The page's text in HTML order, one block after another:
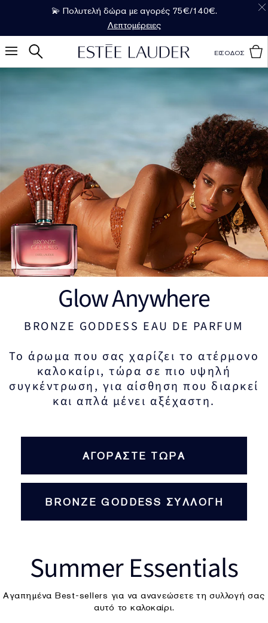
💫 Πολυτελή δώρα με αγορές 75€/140€.
Λεπτομέρειες
ΕΙΣΟΔΟΣ
Glow Anywhere
BRONZE GODDESS EAU DE PARFUM
Το άρωμα που σας χαρίζει το ατέρμονο
καλοκαίρι, τώρα σε πιο υψηλή
συγκέντρωση, για αίσθηση που διαρκεί
και απλά μένει αξέχαστη.
ΑΓΟΡΑΣΤΕ ΤΩΡΑ
BRONZE GODDESS ΣΥΛΛΟΓΗ
Summer Essentials
Αγαπημένα Best-sellers για να ανανεώσετε τη συλλογή σας
αυτό το καλοκαίρι.